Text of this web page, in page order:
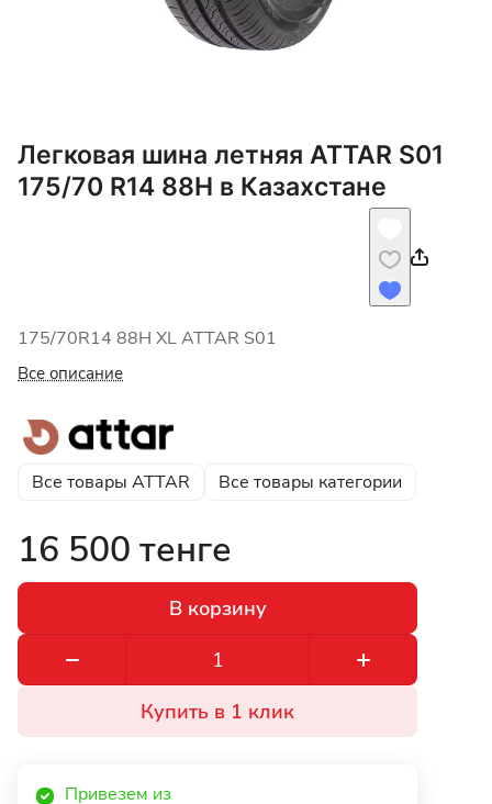
Легковая шина летняя ATTAR S01
175/70 R14 88H в Казахстане
175/70R14 88H XL ATTAR S01
Все описание
Все товары ATTAR Все товары категории
16 500 тенге
В корзину
Купить в 1 клик
Привезем из